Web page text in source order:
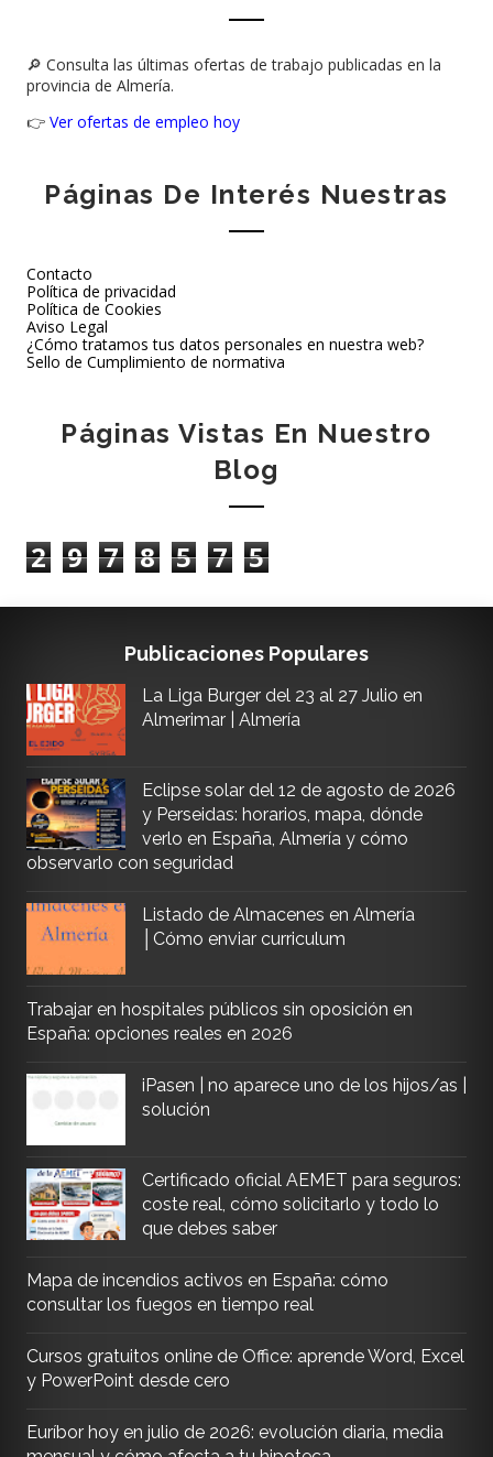
🔎 Consulta las últimas ofertas de trabajo publicadas en la
provincia de Almería.
👉 Ver ofertas de empleo hoy
Páginas De Interés Nuestras
Contacto
Política de privacidad
Política de Cookies
Aviso Legal
¿Cómo tratamos tus datos personales en nuestra web?
Sello de Cumplimiento de normativa
Páginas Vistas En Nuestro
Blog
2 9 7 8 5 7 5
Publicaciones Populares
La Liga Burger del 23 al 27 Julio en
Almerimar | Almería
Eclipse solar del 12 de agosto de 2026
y Perseidas: horarios, mapa, dónde
verlo en España, Almería y cómo
observarlo con seguridad
Listado de Almacenes en Almería
│Cómo enviar curriculum
Trabajar en hospitales públicos sin oposición en
España: opciones reales en 2026
iPasen | no aparece uno de los hijos/as |
solución
Certificado oficial AEMET para seguros:
coste real, cómo solicitarlo y todo lo
que debes saber
Mapa de incendios activos en España: cómo
consultar los fuegos en tiempo real
Cursos gratuitos online de Office: aprende Word, Excel
y PowerPoint desde cero
Euríbor hoy en julio de 2026: evolución diaria, media